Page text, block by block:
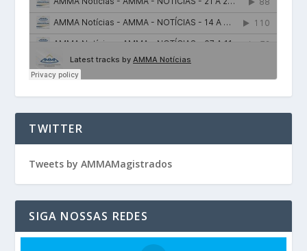
TWITTER
Tweets by AMMAMagistrados
SIGA NOSSAS REDES